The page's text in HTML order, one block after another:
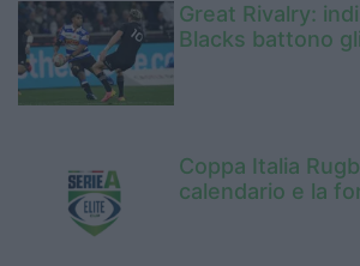
Great Rivalry:
Blacks battono
Coppa Italia
calendario e la